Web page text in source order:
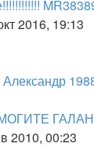
2016, 19:13
Александр
2010, 00:23